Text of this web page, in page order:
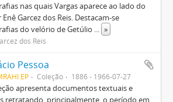
nas quais Vargas aparece ao lado do
Garcez dos Reis. Destacam-se
do velório de Getúlio ... »
dos Reis
Pessoa
EP Coleção 1886 - 1966-07-27
apresenta documentos textuais e
retratando, principalmente, o período em